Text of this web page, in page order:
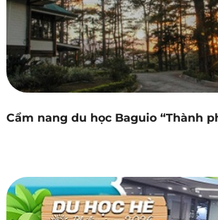
Cẩm nang du học Baguio “Thành